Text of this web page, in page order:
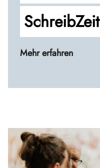
SchreibZeit
Mehr erfahren